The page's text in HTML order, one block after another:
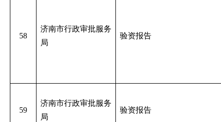
58
济南市行政审批服务
局
验资报告
59
济南市行政审批服务
局
验资报告